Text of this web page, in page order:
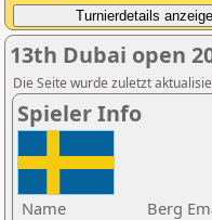
13th Dubai open
Die Seite wurde zuletzt
Spieler Info
Name
Berg